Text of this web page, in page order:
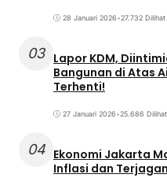
28 Januari 2026•27.732 Dilihat
03 Lapor KDM,
Bangunan di Atas
Terhenti!
27 Januari 2026•25.686 Dilihat
04 Ekonomi Jakarta
Inflasi dan